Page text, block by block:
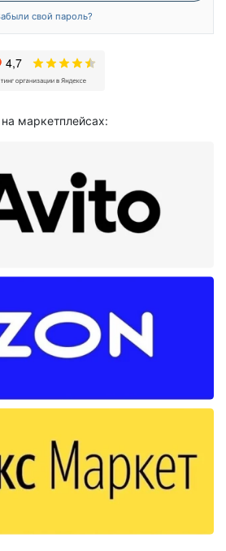
свой пароль?
маркетплейсах: